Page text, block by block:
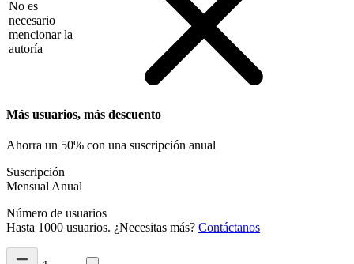
No es
necesario
mencionar la
autoría
Más usuarios, más descuento
Ahorra un 50% con una suscripción anual
Suscripción
Mensual Anual
Número de usuarios
Hasta 1000 usuarios. ¿Necesitas más? Contáctanos